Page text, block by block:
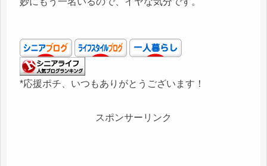
*応援ポチ、いつもありがとうございます！
スポンサーリンク